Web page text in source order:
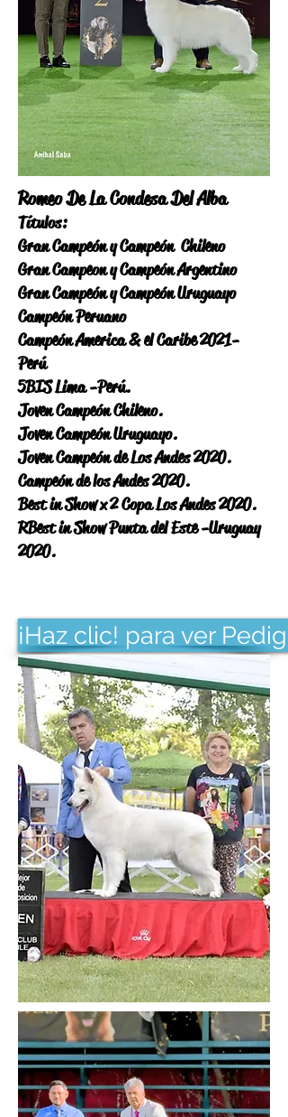
RomeoDe La Condesa Del Alba
Títulos:
Gran Campeón y Campeón Chileno
Gran Campeon y Campeón Argentino
Gran Campeón y Campeón Uruguayo
Campeón Peruano
Campeón America & el Caribe 2021-
Perú
5BIS Lima -Perú.
Joven Campeón Chileno.
Joven Campeón Uruguayo.
Joven Campeón de Los Andes 2020.
Campeón de los Andes 2020.
Best in Show x 2 Copa Los Andes 2020.
RBest in Show Punta del Este -Uruguay
2020.
¡Haz clic! para ver